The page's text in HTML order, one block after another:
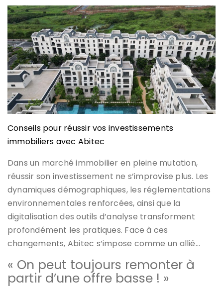
Conseils pour réussir vos investissements
immobiliers avec Abitec
Dans un marché immobilier en pleine mutation,
réussir son investissement ne s’improvise plus. Les
dynamiques démographiques, les réglementations
environnementales renforcées, ainsi que la
digitalisation des outils d’analyse transforment
profondément les pratiques. Face à ces
changements, Abitec s’impose comme un allié…
« On peut toujours remonter à
partir d’une offre basse ! »